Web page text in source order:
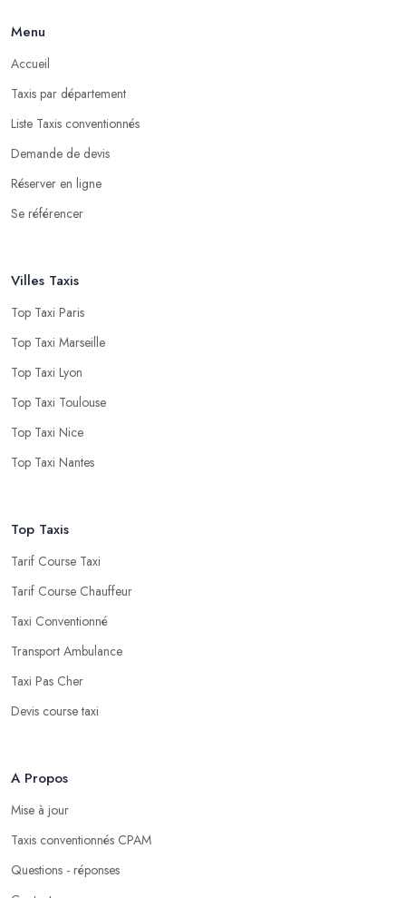
Menu
Accueil
Taxis par département
Liste Taxis conventionnés
Demande de devis
Réserver en ligne
Se référencer
Villes Taxis
Top Taxi Paris
Top Taxi Marseille
Top Taxi Lyon
Top Taxi Toulouse
Top Taxi Nice
Top Taxi Nantes
Top Taxis
Tarif Course Taxi
Tarif Course Chauffeur
Taxi Conventionné
Transport Ambulance
Taxi Pas Cher
Devis course taxi
A Propos
Mise à jour
Taxis conventionnés CPAM
Questions - réponses